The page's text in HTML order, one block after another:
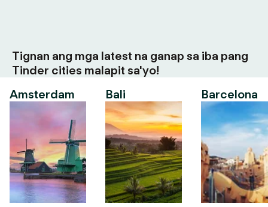
Tignan ang mga latest na ganap sa iba pang
Tinder cities malapit sa'yo!
Amsterdam
Bali Barcelona